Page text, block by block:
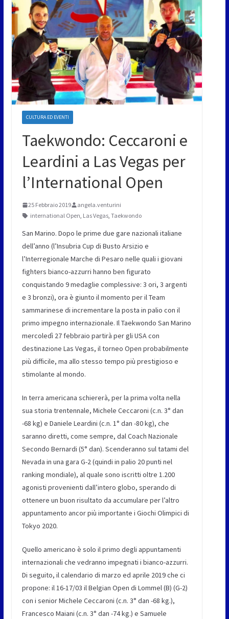
CULTURA ED EVENTI
Taekwondo: Ceccaroni e
Leardini a Las Vegas per
l’International Open
25 Febbraio 2019
angela.venturini
international Open, Las Vegas, Taekwondo
San Marino. Dopo le prime due gare nazionali italiane
dell’anno (l’Insubria Cup di Busto Arsizio e
l’Interregionale Marche di Pesaro nelle quali i giovani
fighters bianco-azzurri hanno ben figurato
conquistando 9 medaglie complessive: 3 ori, 3 argenti
e 3 bronzi), ora è giunto il momento per il Team
sammarinese di incrementare la posta in palio con il
primo impegno internazionale. Il Taekwondo San Marino
mercoledì 27 febbraio partirà per gli USA con
destinazione Las Vegas, il torneo Open probabilmente
più difficile, ma allo stesso tempo più prestigioso e
stimolante al mondo.
In terra americana schiererà, per la prima volta nella
sua storia trentennale, Michele Ceccaroni (c.n. 3° dan
-68 kg) e Daniele Leardini (c.n. 1° dan -80 kg), che
saranno diretti, come sempre, dal Coach Nazionale
Secondo Bernardi (5° dan). Scenderanno sul tatami del
Nevada in una gara G-2 (quindi in palio 20 punti nel
ranking mondiale), al quale sono iscritti oltre 1.200
agonisti provenienti dall’intero globo, sperando di
ottenere un buon risultato da accumulare per l’altro
appuntamento ancor più importante i Giochi Olimpici di
Tokyo 2020.
Quello americano è solo il primo degli appuntamenti
internazionali che vedranno impegnati i bianco-azzurri.
Di seguito, il calendario di marzo ed aprile 2019 che ci
propone: il 16-17/03 il Belgian Open di Lommel (B) (G-2)
con i senior Michele Ceccaroni (c.n. 3° dan -68 kg.),
Francesco Maiani (c.n. 3° dan -74 kg.) e Samuele